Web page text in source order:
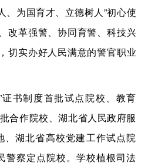
、为国育才、立德树人”初心使
改革强警、协同育警、科技兴
切实办好人民满意的警官职业
证书制度首批试点院校、教育
合作院校、湖北省人民政府服
湖北省高校党建工作试点院
警察定点院校。学校植根司法